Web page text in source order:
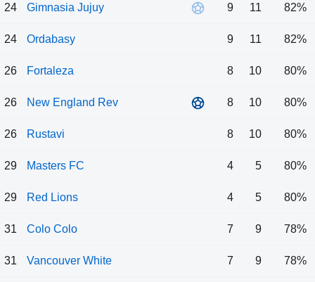
24 Gimnasia Jujuy 9 11 82%
24 Ordabasy 9 11 82%
26 Fortaleza 8 10 80%
26 New England Rev 8 10 80%
26 Rustavi 8 10 80%
29 Masters FC 4 5 80%
29 Red Lions 4 5 80%
31 Colo Colo 7 9 78%
31 Vancouver White 7 9 78%